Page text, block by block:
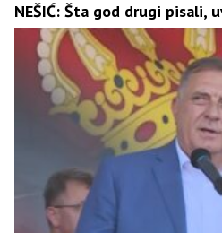
NEŠIĆ: Šta god drugi pisali,